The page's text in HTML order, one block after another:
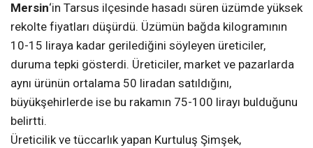
Mersin‘in Tarsus ilçesinde hasadı süren üzümde yüksek
rekolte fiyatları düşürdü. Üzümün bağda kilogramının
10-15 liraya kadar gerilediğini söyleyen üreticiler,
duruma tepki gösterdi. Üreticiler, market ve pazarlarda
aynı ürünün ortalama 50 liradan satıldığını,
büyükşehirlerde ise bu rakamın 75-100 lirayı bulduğunu
belirtti.
Üreticilik ve tüccarlık yapan Kurtuluş Şimşek,